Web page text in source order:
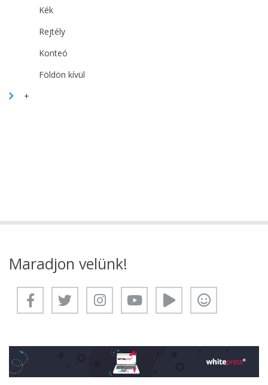
Kék
Rejtély
Konteó
Földön kívül
+
Maradjon velünk!